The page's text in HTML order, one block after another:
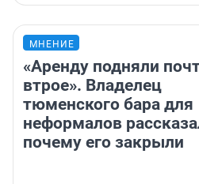
МНЕНИЕ
«Аренду подняли
втрое». Владелец
тюменского бара для
неформалов
почему его закрыли